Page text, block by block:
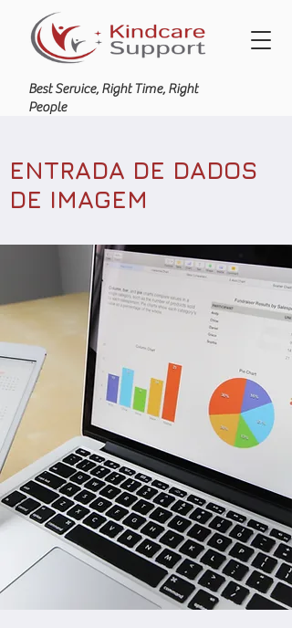
Best Service, Right Time, Right
People
ENTRADA DE DADOS
DE IMAGEM